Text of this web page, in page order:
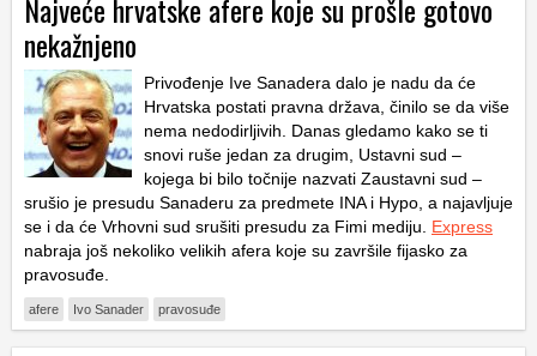
Najveće hrvatske afere koje su prošle gotovo
nekažnjeno
Privođenje Ive Sanadera dalo je nadu da će
Hrvatska postati pravna država, činilo se da više
nema nedodirljivih. Danas gledamo kako se ti
snovi ruše jedan za drugim, Ustavni sud –
kojega bi bilo točnije nazvati Zaustavni sud –
srušio je presudu Sanaderu za predmete INA i Hypo, a najavljuje
se i da će Vrhovni sud srušiti presudu za Fimi mediju. Express
nabraja još nekoliko velikih afera koje su završile fijasko za
pravosuđe.
afere Ivo Sanader pravosuđe